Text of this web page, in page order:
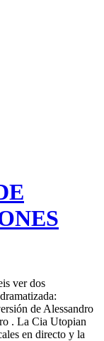
ver dos
de Alessandro
. La Cia Utopian
en directo y la